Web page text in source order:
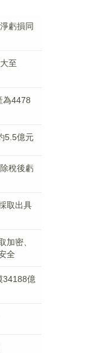
虧損同
至
為4478
5.5億元
稅後虧
取出具
加密、
全
34188億